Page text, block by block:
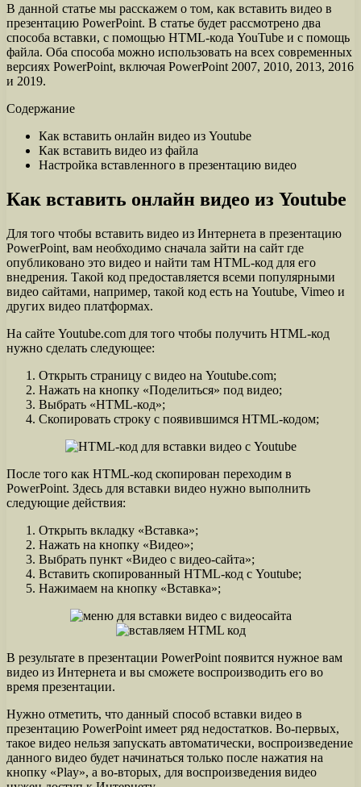
В данной статье мы расскажем о том, как вставить видео в
презентацию PowerPoint. В статье будет рассмотрено два
способа вставки, с помощью HTML-кода YouTube и с помощь
файла. Оба способа можно использовать на всех современных
версиях PowerPoint, включая PowerPoint 2007, 2010, 2013, 2016
и 2019.
Содержание
Как вставить онлайн видео из Youtube
Как вставить видео из файла
Настройка вставленного в презентацию видео
Как вставить онлайн видео из Youtube
Для того чтобы вставить видео из Интернета в презентацию
PowerPoint, вам необходимо сначала зайти на сайт где
опубликовано это видео и найти там HTML-код для его
внедрения. Такой код предоставляется всеми популярными
видео сайтами, например, такой код есть на Youtube, Vimeo и
других видео платформах.
На сайте Youtube.com для того чтобы получить HTML-код
нужно сделать следующее:
Открыть страницу с видео на Youtube.com;
Нажать на кнопку «Поделиться» под видео;
Выбрать «HTML-код»;
Скопировать строку с появившимся HTML-кодом;
После того как HTML-код скопирован переходим в
PowerPoint. Здесь для вставки видео нужно выполнить
следующие действия:
Открыть вкладку «Вставка»;
Нажать на кнопку «Видео»;
Выбрать пункт «Видео с видео-сайта»;
Вставить скопированный HTML-код с Youtube;
Нажимаем на кнопку «Вставка»;
В результате в презентации PowerPoint появится нужное вам
видео из Интернета и вы сможете воспроизводить его во
время презентации.
Нужно отметить, что данный способ вставки видео в
презентацию PowerPoint имеет ряд недостатков. Во-первых,
такое видео нельзя запускать автоматически, воспроизведение
данного видео будет начинаться только после нажатия на
кнопку «Play», а во-вторых, для воспроизведения видео